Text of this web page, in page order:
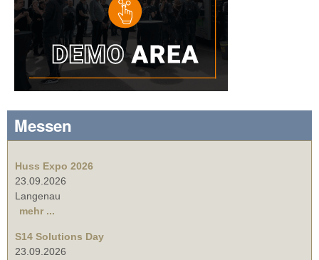
Messen
Huss Expo 2026
23.09.2026
Langenau
mehr ...
S14 Solutions Day
23.09.2026